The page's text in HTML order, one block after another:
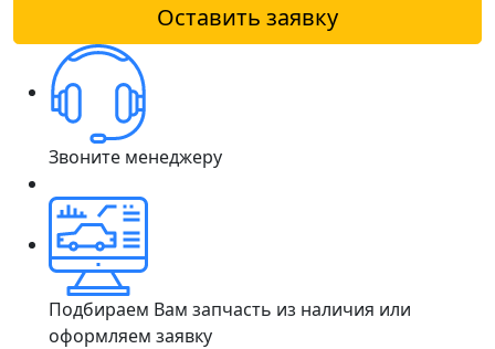
Оставить заявку
Звоните менеджеру
Подбираем Вам запчасть из наличия или
оформляем заявку